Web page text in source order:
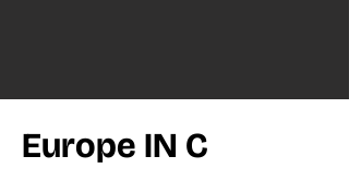
Europe IN C